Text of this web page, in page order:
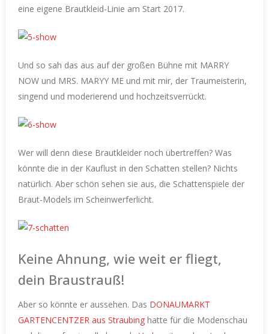
eine eigene Brautkleid-Linie am Start 2017.
Und so sah das aus auf der großen Bühne mit MARRY
NOW und MRS. MARYY ME und mit mir, der Traumeisterin,
singend und moderierend und hochzeitsverrückt.
Wer will denn diese Brautkleider noch übertreffen? Was
könnte die in der Kauflust in den Schatten stellen? Nichts
natürlich. Aber schön sehen sie aus, die Schattenspiele der
Braut-Models im Scheinwerferlicht.
Keine Ahnung, wie weit er fliegt,
dein Braustrauß!
Aber so könnte er aussehen. Das DONAUMARKT
GARTENCENTZER aus Straubing hatte für die Modenschau